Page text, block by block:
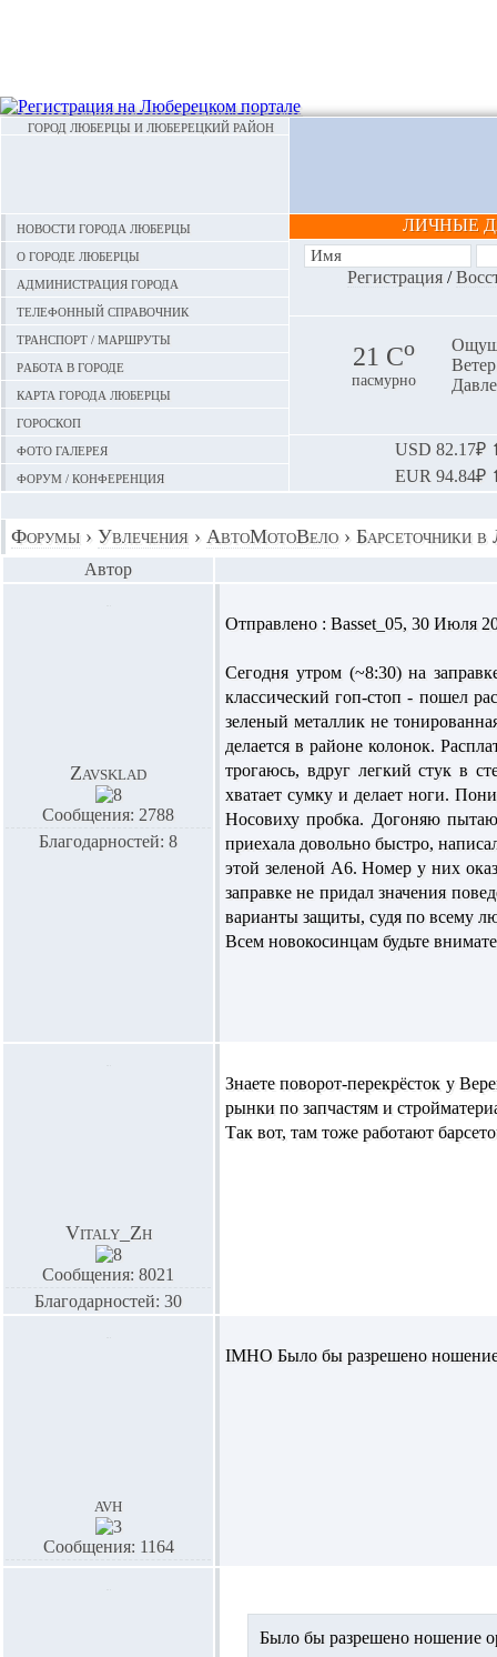
ГОРОД ЛЮБЕРЦЫ И ЛЮБЕРЕЦКИЙ РАЙОН
Новости города Люберцы
О городе Люберцы
Администрация города
Телефонный справочник
Транспорт / маршруты
Работа в городе
Карта города Люберцы
Гороскоп
Фото галерея
Форум / конференция
ЛИЧНЫЕ
Регистрация/
21 Сo
пасмурно
USD 82.17₽
EUR 94.84₽
Форумы › Увлечения › АвтоМотоВело › Барсеточники в
Автор
Zavsklad
Сообщения: 2788
Благодарностей: 8
Отправлено : Basset_05, 30 Июля
Сегодня утром (~8:30) на
классический гоп-стоп - пошел
зеленый металлик не
делается в районе колонок.
трогаюсь, вдруг легкий стук в
хватает сумку и делает ноги.
Носовиху пробка. Догоняю
приехала довольно быстро,
этой зеленой А6. Номер у них
заправке не придал значения
варианты защиты, судя по всему
Всем новокосинцам будьте
Vitaly_Zh
Сообщения: 8021
Благодарностей: 30
Знаете поворот-перекрёсток у
рынки по запчастям и
Так вот, там тоже работают
avh
Сообщения: 1164
IMHO Было бы разрешено
Было бы разрешено ношение